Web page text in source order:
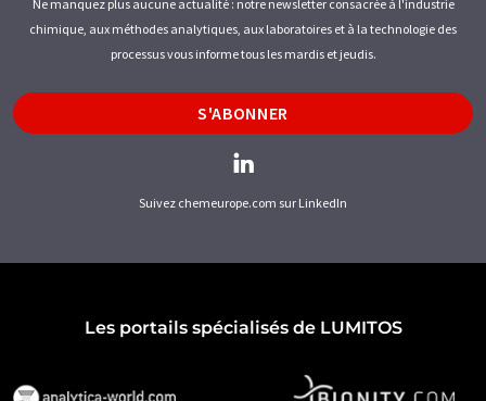
Ne manquez plus aucune actualité : notre newsletter consacrée à l'industrie
chimique, aux méthodes analytiques, aux laboratoires et à la technologie des
processus vous informe tous les mardis et jeudis.
S'ABONNER
Suivez chemeurope.com sur LinkedIn
Les portails spécialisés de LUMITOS